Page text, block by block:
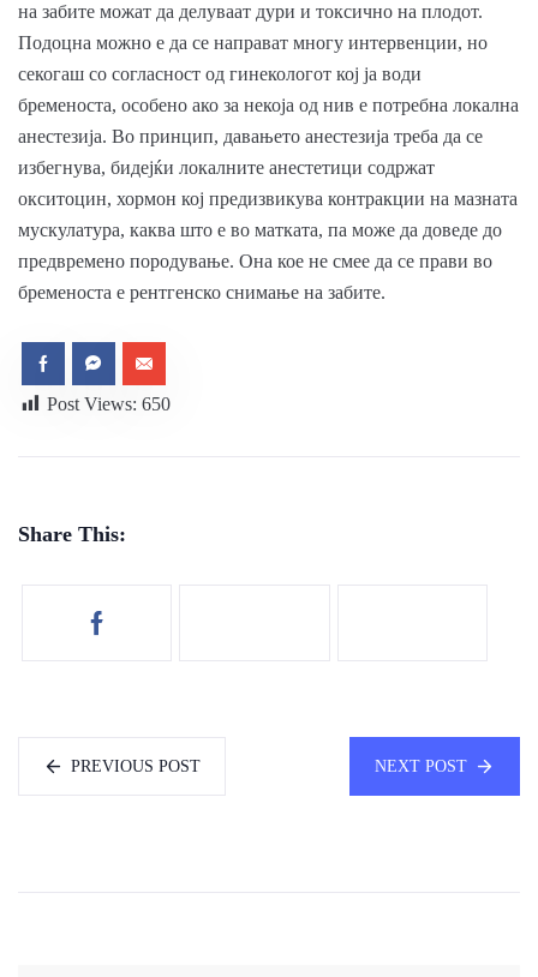
на забите можат да делуваат дури и токсично на плодот.
Подоцна можно е да се направат многу интервенции, но
секогаш со согласност од гинекологот кој ја води
бременоста, особено ако за некоја од нив е потребна локална
анестезија. Во принцип, давањето анестезија треба да се
избегнува, бидејќи локалните анестетици содржат
окситоцин, хормон кој предизвикува контракции на мазната
мускулатура, каква што е во матката, па може да доведе до
предвремено породување. Она кое не смее да се прави во
бременоста е рентгенско снимање на забите.
Post Views: 650
Share This:
PREVIOUS POST NEXT POST